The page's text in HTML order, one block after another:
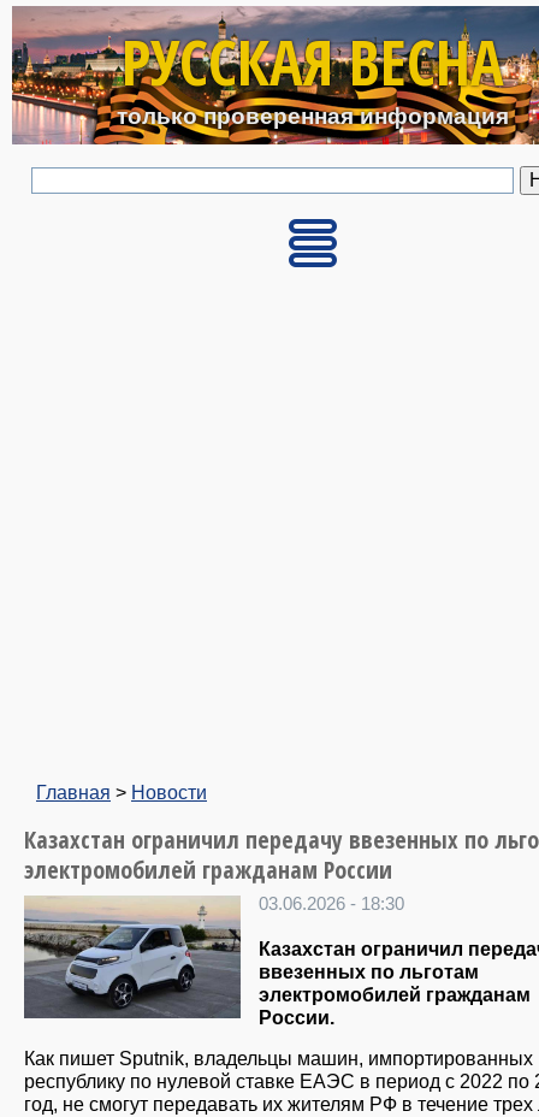
Перейти к основному
РУССКАЯ ВЕСНА
только проверенная информация
Главная > Новости
Казахстан ограничил передачу ввезенных по
электромобилей гражданам России
03.06.2026 - 18:30
Казахстан ограничил
ввезенных по льготам
электромобилей гражданам
России.
Как пишет Sputnik, владельцы машин, импортированных
республику по нулевой ставке ЕАЭС в период с 2022 по
год, не смогут передавать их жителям РФ в течение трех